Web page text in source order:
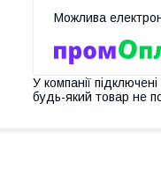
У компанії
будь-який товар не